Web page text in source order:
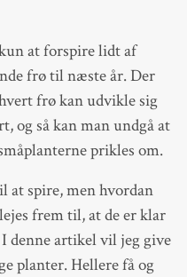
at forspire lidt af
frø til næste år. Der
frø kan udvikle sig
og så kan man undgå at
prikles om.
at spire, men hvordan
frem til, at de er klar
denne artikel vil jeg give
planter. Hellere få og